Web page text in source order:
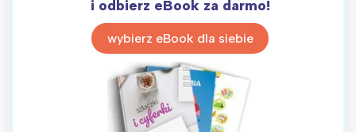
i odbierz eBook za darmo!
wybierz eBook dla siebie
Warszawa
Łódź
Wrocław
Śląsk
Kraków
Południe
Północ
Wszystkie